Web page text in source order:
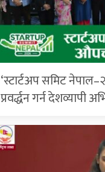
‘स्टार्टअप समिट
प्रवर्द्धन गर्न देशव्यापी